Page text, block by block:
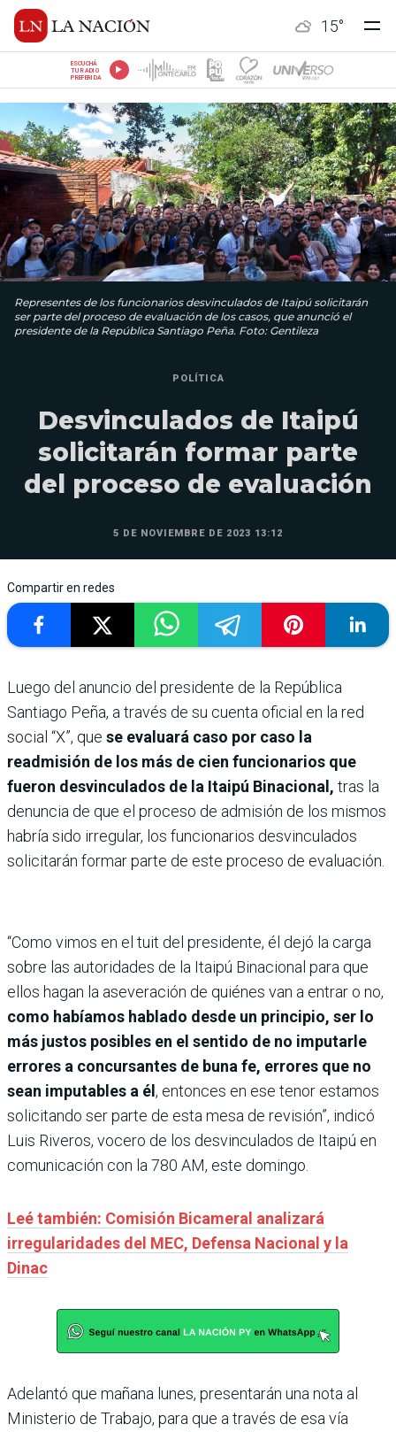
15°
ESCUCHÁ
TU RADIO
PREFERIDA
Representes de los funcionarios desvinculados de Itaipú solicitarán
ser parte del proceso de evaluación de los casos, que anunció el
presidente de la República Santiago Peña. Foto: Gentileza
POLÍTICA
Desvinculados de Itaipú
solicitarán formar parte
del proceso de evaluación
5 DE NOVIEMBRE DE 2023 13:12
Compartir en redes
Luego del anuncio del presidente de la República
Santiago Peña, a través de su cuenta oficial en la red
social “X”, que se evaluará caso por caso la
readmisión de los más de cien funcionarios que
fueron desvinculados de la Itaipú Binacional, tras la
denuncia de que el proceso de admisión de los mismos
habría sido irregular, los funcionarios desvinculados
solicitarán formar parte de este proceso de evaluación.
“Como vimos en el tuit del presidente, él dejó la carga
sobre las autoridades de la Itaipú Binacional para que
ellos hagan la aseveración de quiénes van a entrar o no,
como habíamos hablado desde un principio, ser lo
más justos posibles en el sentido de no imputarle
errores a concursantes de buna fe, errores que no
sean imputables a él, entonces en ese tenor estamos
solicitando ser parte de esta mesa de revisión”, indicó
Luis Riveros, vocero de los desvinculados de Itaipú en
comunicación con la 780 AM, este domingo.
Leé también: Comisión Bicameral analizará
irregularidades del MEC, Defensa Nacional y la
Dinac
Adelantó que mañana lunes, presentarán una nota al
Ministerio de Trabajo, para que a través de esa vía